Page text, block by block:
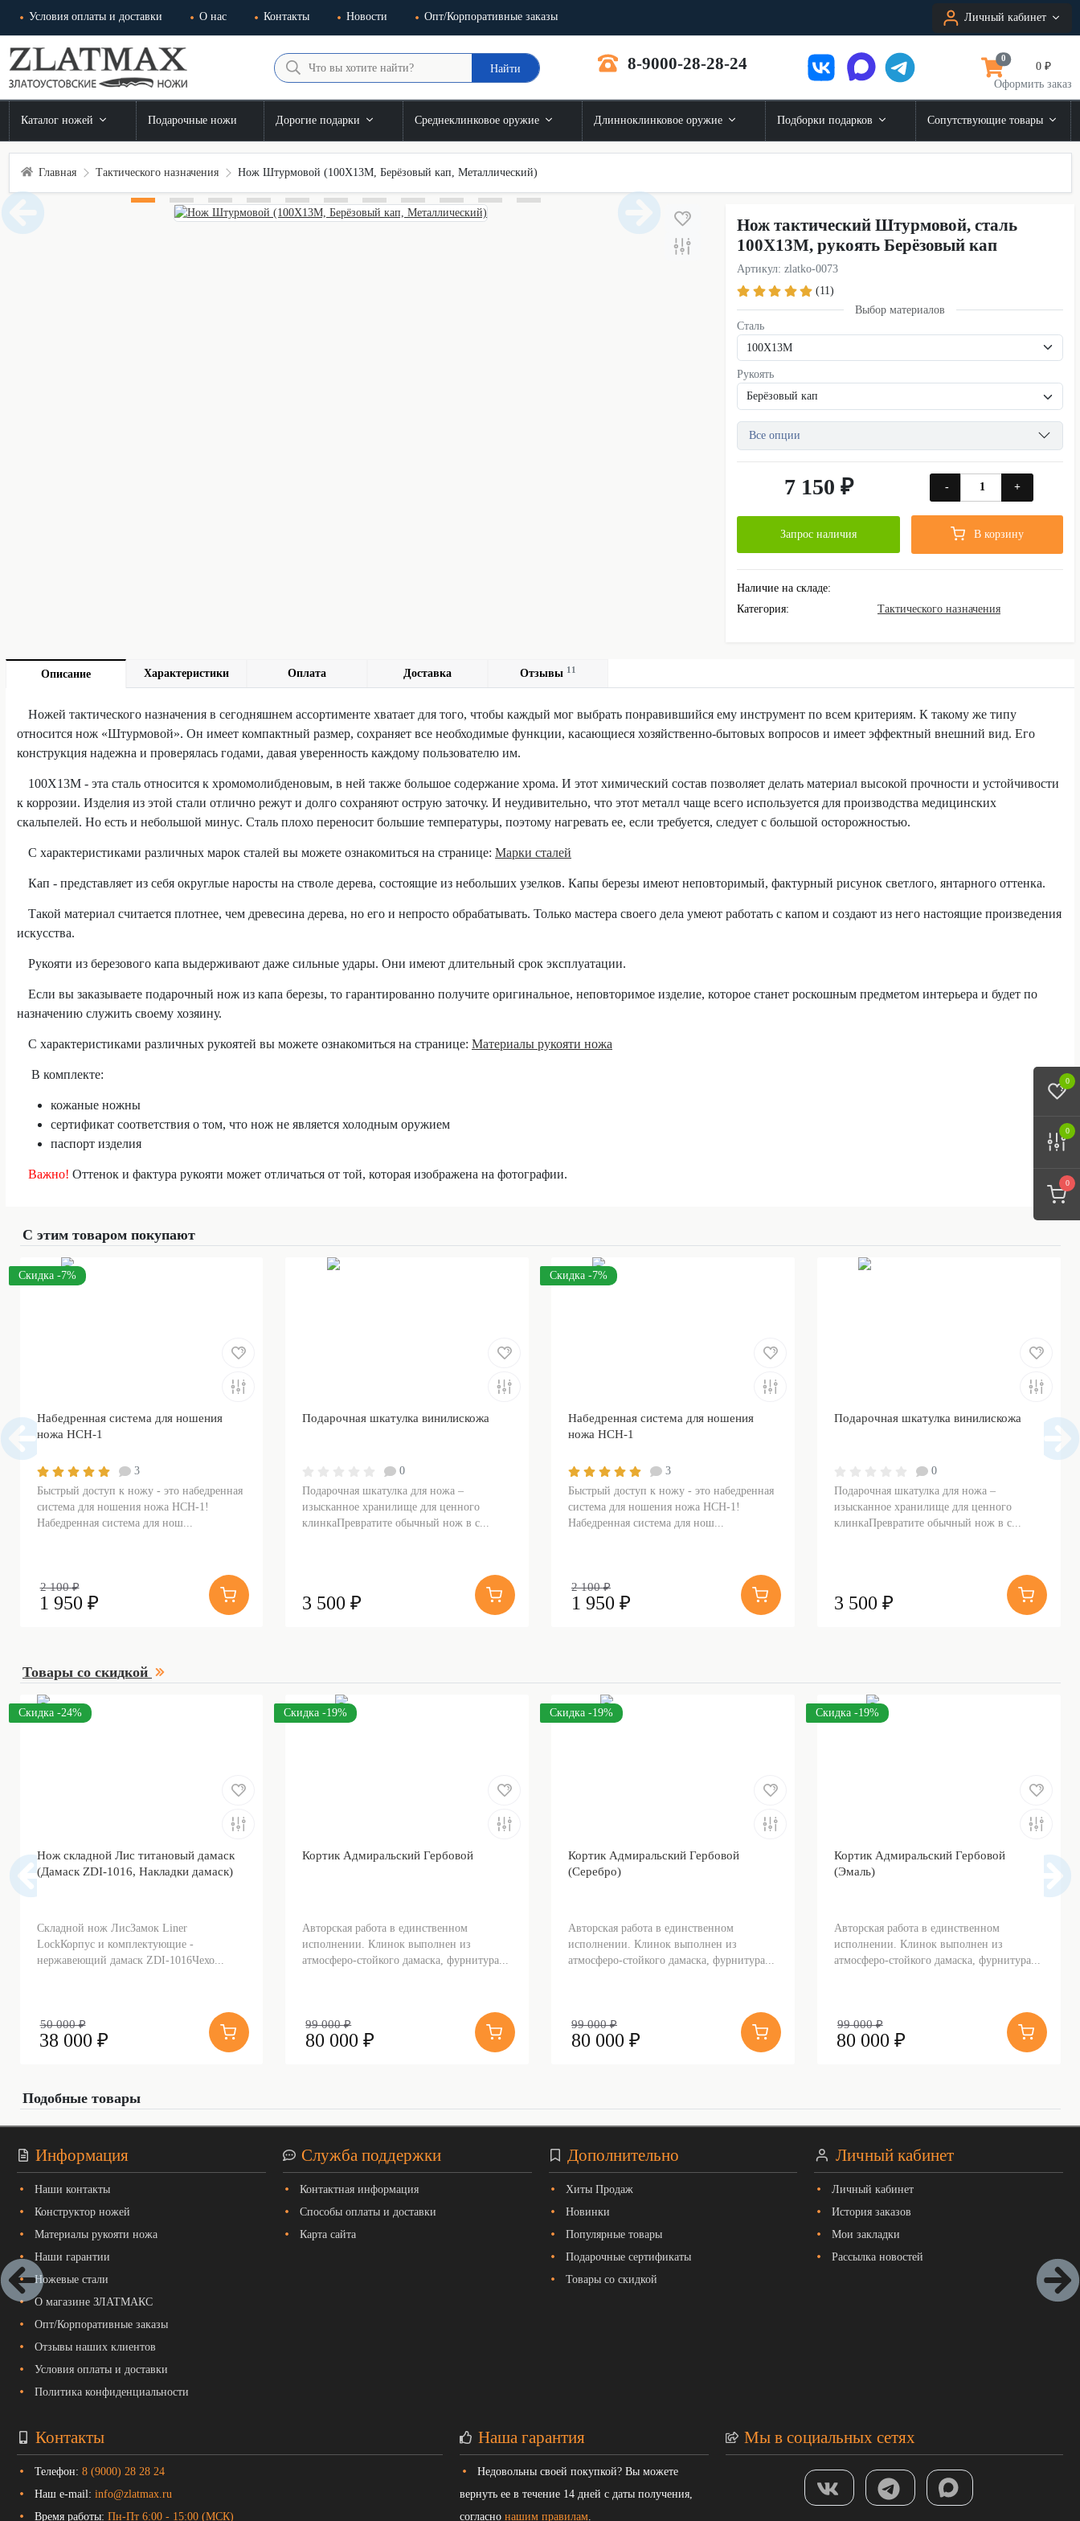
Условия оплаты и доставки О нас Контакты Новости Опт/Корпоративные заказы Личный кабинет
Найти 8-9000-28-28-24 0
0 ₽
Оформить заказ
Каталог ножей Подарочные ножи Дорогие подарки Среднеклинковое оружие Длинноклинковое оружие Подборки подарков Сопутствующие товары
0
0
0
Главная Тактического назначения Нож Штурмовой (100Х13М, Берёзовый кап, Металлический)
Нож тактический Штурмовой, сталь
100Х13М, рукоять Берёзовый кап
Артикул: zlatko-0073
(11)
Выбор материалов
Сталь
Рукоять
Все опции
7 150 ₽ - +
Запрос наличия В корзину
Наличие на складе:
Категория:
Тактического назначения
Описание Характеристики Оплата Доставка Отзывы 11
Ножей тактического назначения в сегодняшнем ассортименте хватает для того, чтобы каждый мог выбрать понравившийся ему инструмент по всем критериям. К такому же типу
относится нож «Штурмовой». Он имеет компактный размер, сохраняет все необходимые функции, касающиеся хозяйственно-бытовых вопросов и имеет эффектный внешний вид. Его
конструкция надежна и проверялась годами, давая уверенность каждому пользователю им.
100Х13М - эта сталь относится к хромомолибденовым, в ней также большое содержание хрома. И этот химический состав позволяет делать материал высокой прочности и устойчивости
к коррозии. Изделия из этой стали отлично режут и долго сохраняют острую заточку. И неудивительно, что этот металл чаще всего используется для производства медицинских
скальпелей. Но есть и небольшой минус. Сталь плохо переносит большие температуры, поэтому нагревать ее, если требуется, следует с большой осторожностью.
С характеристиками различных марок сталей вы можете ознакомиться на странице: Марки сталей
Кап - представляет из себя округлые наросты на стволе дерева, состоящие из небольших узелков. Капы березы имеют неповторимый, фактурный рисунок светлого, янтарного оттенка.
Такой материал считается плотнее, чем древесина дерева, но его и непросто обрабатывать. Только мастера своего дела умеют работать с капом и создают из него настоящие произведения
искусства.
Рукояти из березового капа выдерживают даже сильные удары. Они имеют длительный срок эксплуатации.
Если вы заказываете подарочный нож из капа березы, то гарантированно получите оригинальное, неповторимое изделие, которое станет роскошным предметом интерьера и будет по
назначению служить своему хозяину.
С характеристиками различных рукоятей вы можете ознакомиться на странице: Материалы рукояти ножа
В комплекте:
кожаные ножны
сертификат соответствия о том, что нож не является холодным оружием
паспорт изделия
Важно! Оттенок и фактура рукояти может отличаться от той, которая изображена на фотографии.
С этим товаром покупают
Скидка -7%
Набедренная система для ношения
ножа НСН-1
3
Быстрый доступ к ножу - это набедренная
система для ношения ножа НСН-1!
Набедренная система для нош...
2 100 ₽
1 950 ₽
Подарочная шкатулка винилискожа
0
Подарочная шкатулка для ножа –
изысканное хранилище для ценного
клинкаПревратите обычный нож в с...
3 500 ₽
Скидка -7%
Набедренная система для ношения
ножа НСН-1
3
Быстрый доступ к ножу - это набедренная
система для ношения ножа НСН-1!
Набедренная система для нош...
2 100 ₽
1 950 ₽
Подарочная шкатулка винилискожа
0
Подарочная шкатулка для ножа –
изысканное хранилище для ценного
клинкаПревратите обычный нож в с...
3 500 ₽
Товары со скидкой
Скидка -24%
Нож складной Лис титановый дамаск
(Дамаск ZDI-1016, Накладки дамаск)
Складной нож ЛисЗамок Liner
LockКорпус и комплектующие -
нержавеющий дамаск ZDI-1016Чехо...
50 000 ₽
38 000 ₽
Скидка -19%
Кортик Адмиральский Гербовой
Авторская работа в единственном
исполнении. Клинок выполнен из
атмосферо-стойкого дамаска, фурнитура...
99 000 ₽
80 000 ₽
Скидка -19%
Кортик Адмиральский Гербовой
(Серебро)
Авторская работа в единственном
исполнении. Клинок выполнен из
атмосферо-стойкого дамаска, фурнитура...
99 000 ₽
80 000 ₽
Скидка -19%
Кортик Адмиральский Гербовой
(Эмаль)
Авторская работа в единственном
исполнении. Клинок выполнен из
атмосферо-стойкого дамаска, фурнитура...
99 000 ₽
80 000 ₽
Подобные товары
Информация
Наши контакты
Конструктор ножей
Материалы рукояти ножа
Наши гарантии
Ножевые стали
О магазине ЗЛАТМАКС
Опт/Корпоративные заказы
Отзывы наших клиентов
Условия оплаты и доставки
Политика конфиденциальности
Служба поддержки
Контактная информация
Способы оплаты и доставки
Карта сайта
Дополнительно
Хиты Продаж
Новинки
Популярные товары
Подарочные сертификаты
Товары со скидкой
Личный кабинет
Личный кабинет
История заказов
Мои закладки
Рассылка новостей
Контакты
Телефон: 8 (9000) 28 28 24
Наш e-mail: info@zlatmax.ru
Время работы: Пн-Пт 6:00 - 15:00 (МСК)
Наша гарантия
Недовольны своей покупкой? Вы можете
вернуть ее в течение 14 дней с даты получения,
согласнонашим правилам.
Мы в социальных сетях